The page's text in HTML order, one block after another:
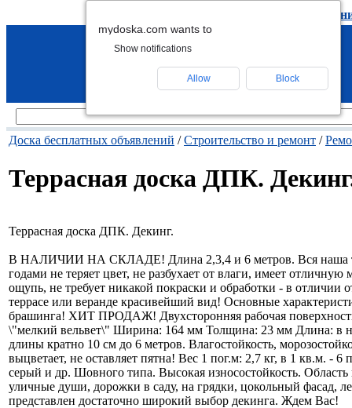
удалить
Доска бесплатных объявлений /Строительство и ремонт /
Террасная доска ДПК.
Террасная доска ДПК. Декинг.
В НАЛИЧИИ НА СКЛАДЕ! Длина 2,3,4 и 6 метров. Вся наша
годами не теряет цвет, не разбухает от влаги, имеет
ощупь, не требует никакой покраски и обработки - в
террасе или веранде красивейший вид! Основные
брашинга! ХИТ ПРОДАЖ! Двухсторонняя рабочая
\"мелкий вельвет\" Ширина: 164 мм Толщина: 23 мм Длина: в
длины кратно 10 см до 6 метров. Влагостойкость,
выцветает, не оставляет пятна! Вес 1 пог.м: 2,7 кг, в 1 кв.м. -
серый и др. Шовного типа. Высокая износостойкость.
уличные души, дорожки в саду, на грядки, цокольный фасад,
представлен достаточно широкий выбор декинга. Ждем Вас!
mydoska.com wants to
Show notifications
Allow Block